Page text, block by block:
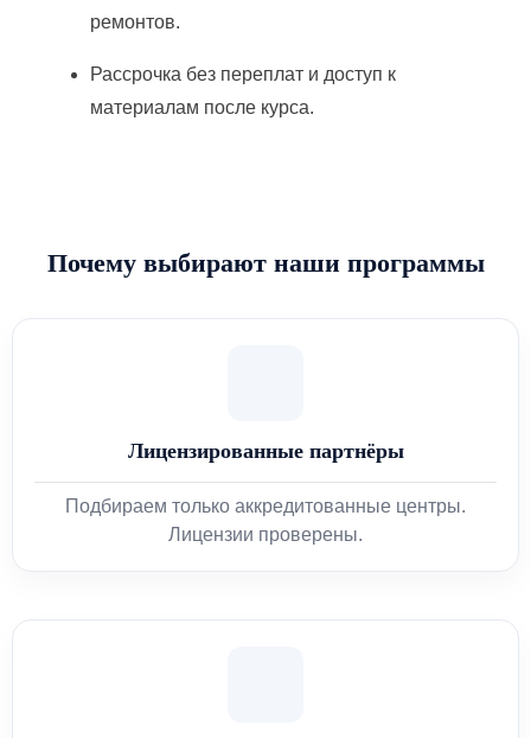
ремонтов.
Рассрочка без переплат и доступ к
материалам после курса.
Почему выбирают наши программы
Лицензированные партнёры
Подбираем только аккредитованные центры.
Лицензии проверены.